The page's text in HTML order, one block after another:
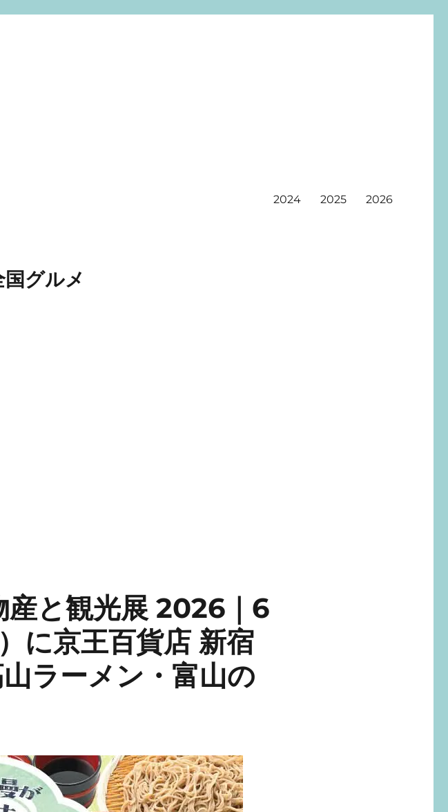
グルメ
2024 2025 2026
産と観光展 2026｜6
に京王百貨店 新宿
ラーメン・富山の